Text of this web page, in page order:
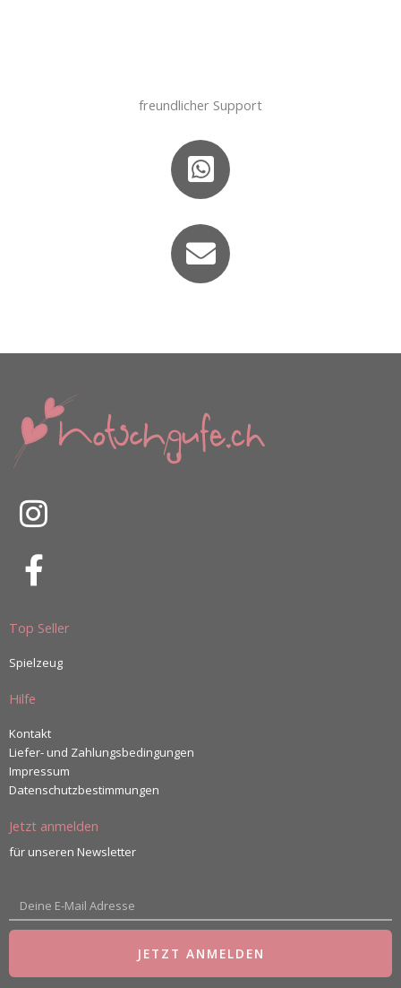
freundlicher Support
Top Seller
Spielzeug
Hilfe
Kontakt
Liefer- und Zahlungsbedingungen
Impressum
Datenschutzbestimmungen
Jetzt anmelden
für unseren Newsletter
Mail
JETZT ANMELDEN